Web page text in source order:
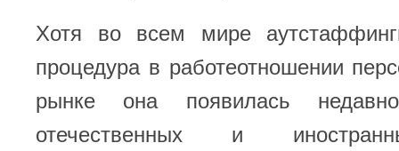
Хотя во всем мире
процедура в работеотношении
рынке она появилась
отечественных и